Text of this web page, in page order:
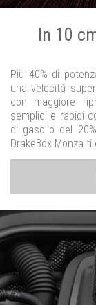
In 10
Più 40% di
una velocità
con maggiore
semplici e rapidi
di gasolio del
DrakeBox Monza